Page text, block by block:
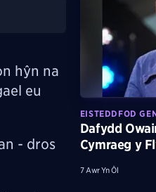
hŷn na
eu
- dros
EISTEDDFOD
Dafydd
Cymraeg y
7 Awr Yn Ôl